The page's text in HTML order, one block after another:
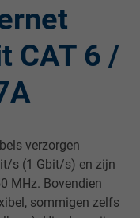
CAT 6 /
verzorgen
s (1 Gbit/s) en zijn
MHz. Bovendien
sommigen zelfs